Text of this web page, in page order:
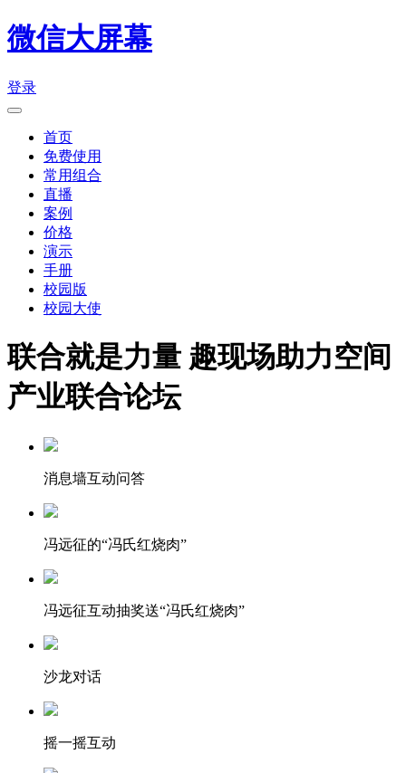
微信大屏幕
登录
首页
免费使用
常用组合
直播
案例
价格
演示
手册
校园版
校园大使
联合就是力量 趣现场助力空间
产业联合论坛
消息墙互动问答
冯远征的“冯氏红烧肉”
冯远征互动抽奖送“冯氏红烧肉”
沙龙对话
摇一摇互动